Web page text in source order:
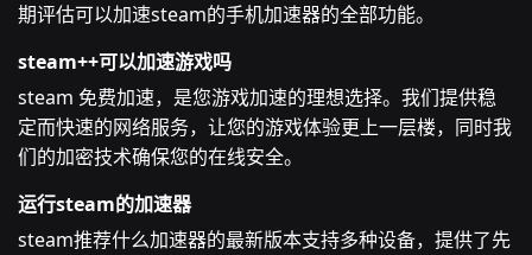
期评估可以加速steam的手机加速器的全部功能。
steam++可以加速游戏吗
steam 免费加速，是您游戏加速的理想选择。我们提供稳
定而快速的网络服务，让您的游戏体验更上一层楼，同时我
们的加密技术确保您的在线安全。
运行steam的加速器
steam推荐什么加速器的最新版本支持多种设备，提供了先